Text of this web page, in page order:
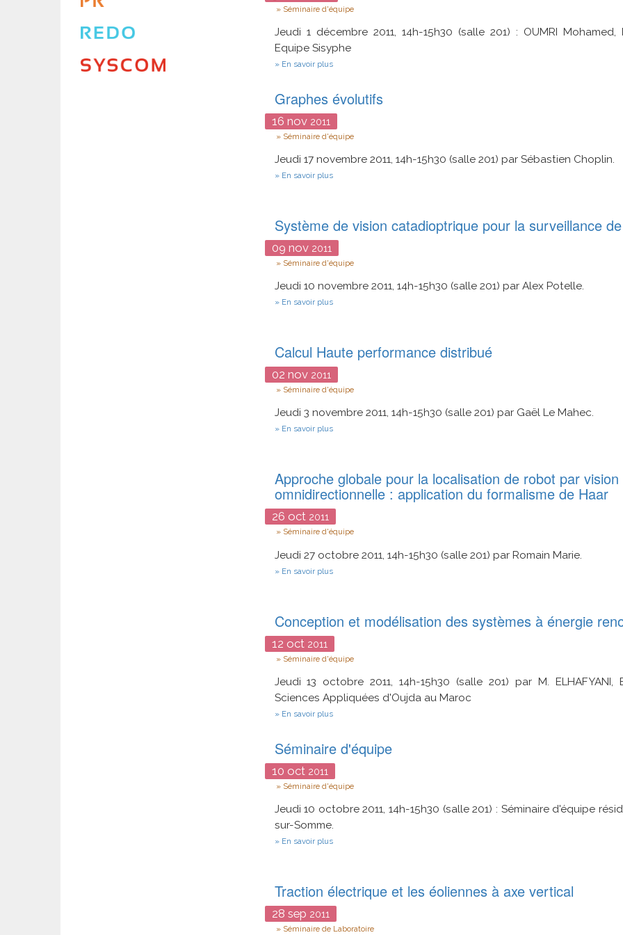
Type
Séminaire d'équipe
Jeudi 1 décembre 2011, 14h-15h30 (salle 201) : OUMRI Mohamed,
Equipe Sisyphe
En savoir plussur
vue
du
diagnostique
des
défauts
réseaux
électriques
Graphes évolutifs
16 nov2011
Type
Séminaire d'équipe
Jeudi 17 novembre 2011, 14h-15h30 (salle 201) par Sébastien Choplin.
En savoir plussur
Système de vision catadioptrique pour la surveillance
09 nov2011
Type
Séminaire d'équipe
Jeudi 10 novembre 2011, 14h-15h30 (salle 201) par Alex Potelle.
En savoir plussur
pour
la
de
Calcul Haute performance distribué
02 nov2011
Type
Séminaire d'équipe
Jeudi 3 novembre 2011, 14h-15h30 (salle 201) par Gaël Le Mahec.
En savoir plussur
Approche globale pour la localisation de robot par vision
omnidirectionnelle : application du formalisme de Haar
26 oct2011
Type
Séminaire d'équipe
Jeudi 27 octobre 2011, 14h-15h30 (salle 201) par Romain Marie.
En savoir plussur
localisation
de
par
omnidirectionnelle
application
du
Haar
Conception et modélisation des systèmes à énergie
12 oct 2011
Type
Séminaire d'équipe
Jeudi 13 octobre 2011, 14h-15h30 (salle 201) par M.
Sciences Appliquées d'Oujda au Maroc
En savoir plussur
modélisation
des
systèmes
à
énergie
Séminaire d'équipe
10 oct 2011
Type
Séminaire d'équipe
Jeudi 10 octobre 2011, 14h-15h30 (salle 201) : Séminaire d'équipe
sur-Somme.
En savoir plussur
Traction électrique et les éoliennes à axe vertical
28 sep 2011
Type
Séminaire de Laboratoire